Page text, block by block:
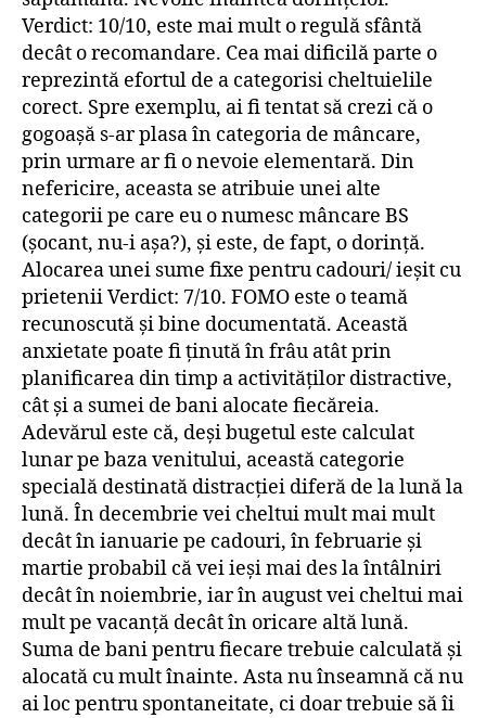
Verdict: 10/10, este mai mult o regulă sfântă
decât o recomandare. Cea mai dificilă parte o
reprezintă efortul de a categorisi cheltuielile
corect. Spre exemplu, ai fi tentat să crezi că o
gogoașă s-ar plasa în categoria de mâncare,
prin urmare ar fi o nevoie elementară. Din
nefericire, aceasta se atribuie unei alte
categorii pe care eu o numesc mâncare BS
(șocant, nu-i așa?), și este, de fapt, o dorință.
Alocarea unei sume fixe pentru cadouri/ ieșit cu
prietenii Verdict: 7/10. FOMO este o teamă
recunoscută și bine documentată. Această
anxietate poate fi ținută în frâu atât prin
planificarea din timp a activităților distractive,
cât și a sumei de bani alocate fiecăreia.
Adevărul este că, deși bugetul este calculat
lunar pe baza venitului, această categorie
specială destinată distracției diferă de la lună la
lună. În decembrie vei cheltui mult mai mult
decât în ianuarie pe cadouri, în februarie și
martie probabil că vei ieși mai des la întâlniri
decât în noiembrie, iar în august vei cheltui mai
mult pe vacanță decât în oricare altă lună.
Suma de bani pentru fiecare trebuie calculată și
alocată cu mult înainte. Asta nu înseamnă că nu
ai loc pentru spontaneitate, ci doar trebuie să îi